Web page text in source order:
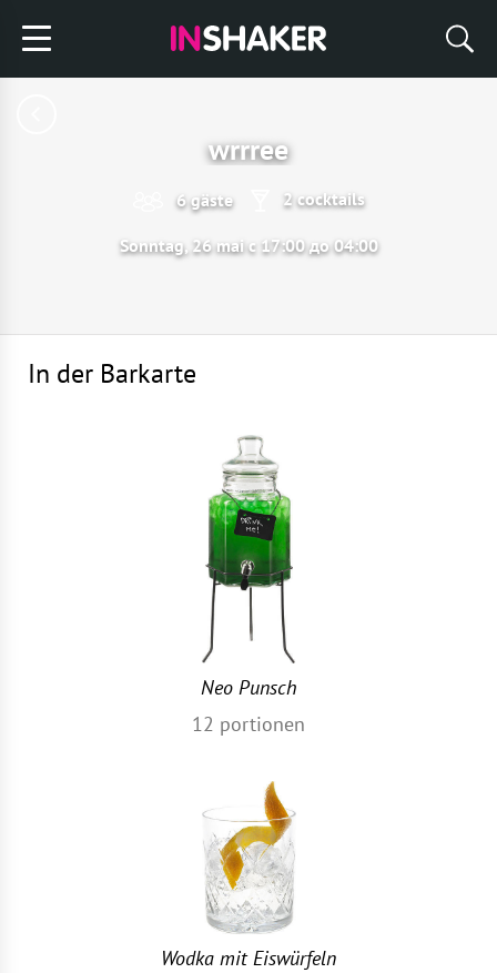
wrrree
6 gäste 2 cocktails
Sonntag, 26 mai с 17:00 до 04:00
In der Barkarte
Neo Punsch
12 portionen
Wodka mit Eiswürfeln